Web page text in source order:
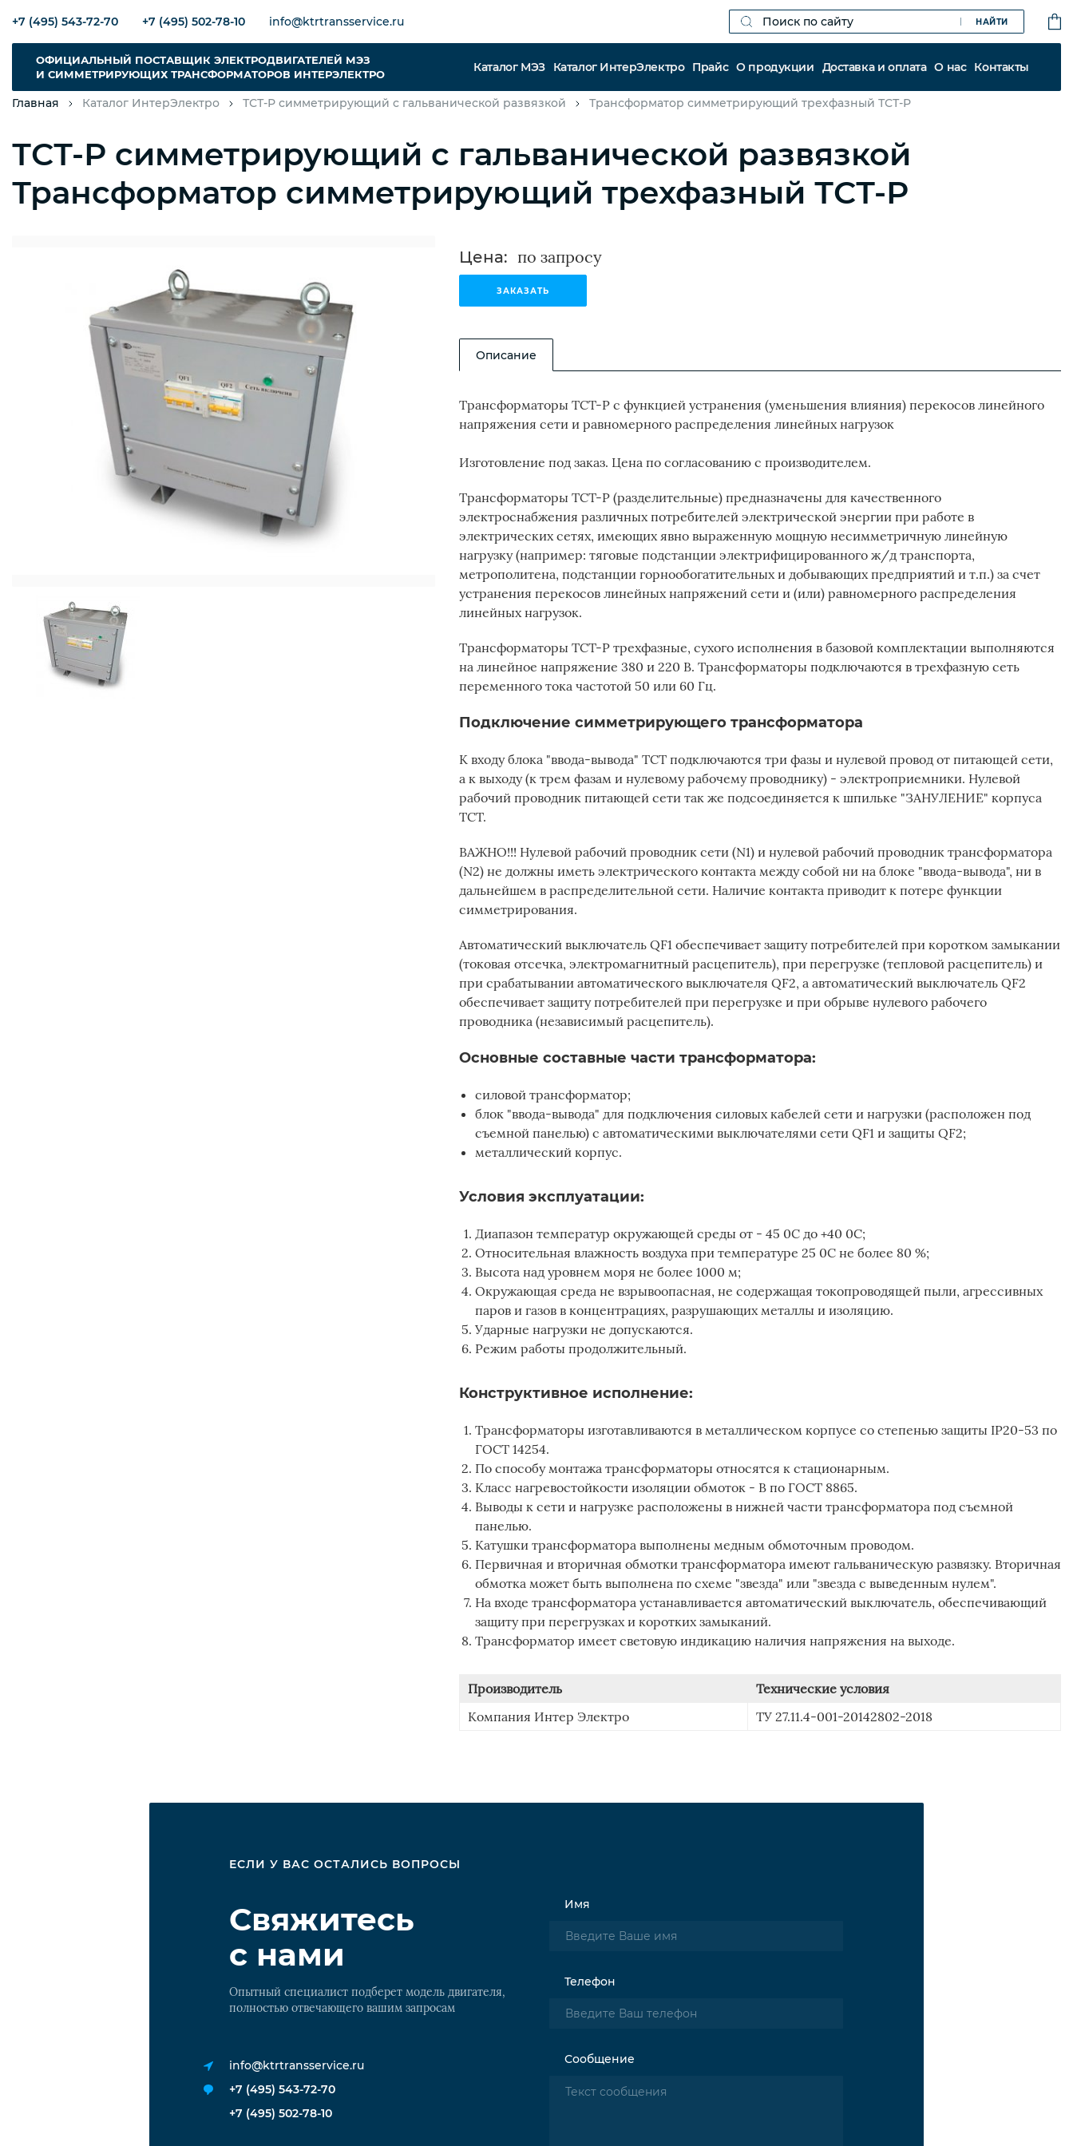
+7 (495) 543-72-70 +7 (495) 502-78-10 info@ktrtransservice.ru НАЙТИ
ОФИЦИАЛЬНЫЙ ПОСТАВЩИК ЭЛЕКТРОДВИГАТЕЛЕЙ МЭЗ
И СИММЕТРИРУЮЩИХ ТРАНСФОРМАТОРОВ ИНТЕРЭЛЕКТРО
Каталог МЭЗ Каталог ИнтерЭлектро Прайс О продукции Доставка и оплата О нас Контакты
Главная Каталог ИнтерЭлектро ТСТ-Р симметрирующий с гальванической развязкой Трансформатор симметрирующий трехфазный ТСТ-Р
ТСТ-Р симметрирующий с гальванической развязкой
Трансформатор симметрирующий трехфазный ТСТ-Р
Цена:
ЗАКАЗАТЬ
Описание
Трансформаторы ТСТ-Р с функцией устранения (уменьшения влияния) перекосов линейного
напряжения сети и равномерного распределения линейных нагрузок
Изготовление под заказ. Цена по согласованию с производителем.
Трансформаторы ТСТ-Р (разделительные) предназначены для качественного
электроснабжения различных потребителей электрической энергии при работе в
электрических сетях, имеющих явно выраженную мощную несимметричную линейную
нагрузку (например: тяговые подстанции электрифицированного ж/д транспорта,
метрополитена, подстанции горнообогатительных и добывающих предприятий и т.п.) за счет
устранения перекосов линейных напряжений сети и (или) равномерного распределения
линейных нагрузок.
Трансформаторы ТСТ-Р трехфазные, сухого исполнения в базовой комплектации выполняются
на линейное напряжение 380 и 220 В. Трансформаторы подключаются в трехфазную сеть
переменного тока частотой 50 или 60 Гц.
Подключение симметрирующего трансформатора
К входу блока "ввода-вывода" ТСТ подключаются три фазы и нулевой провод от питающей сети,
а к выходу (к трем фазам и нулевому рабочему проводнику) - электроприемники. Нулевой
рабочий проводник питающей сети так же подсоединяется к шпильке "ЗАНУЛЕНИЕ" корпуса
ТСТ.
ВАЖНО!!! Нулевой рабочий проводник сети (N1) и нулевой рабочий проводник трансформатора
(N2) не должны иметь электрического контакта между собой ни на блоке "ввода-вывода", ни в
дальнейшем в распределительной сети. Наличие контакта приводит к потере функции
симметрирования.
Автоматический выключатель QF1 обеспечивает защиту потребителей при коротком замыкании
(токовая отсечка, электромагнитный расцепитель), при перегрузке (тепловой расцепитель) и
при срабатывании автоматического выключателя QF2, а автоматический выключатель QF2
обеспечивает защиту потребителей при перегрузке и при обрыве нулевого рабочего
проводника (независимый расцепитель).
Основные составные части трансформатора:
силовой трансформатор;
блок "ввода-вывода" для подключения силовых кабелей сети и нагрузки (расположен под
съемной панелью) с автоматическими выключателями сети QF1 и защиты QF2;
металлический корпус.
Условия эксплуатации:
Диапазон температур окружающей среды от - 45 0С до +40 0С;
Относительная влажность воздуха при температуре 25 0С не более 80 %;
Высота над уровнем моря не более 1000 м;
Окружающая среда не взрывоопасная, не содержащая токопроводящей пыли, агрессивных
паров и газов в концентрациях, разрушающих металлы и изоляцию.
Ударные нагрузки не допускаются.
Режим работы продолжительный.
Конструктивное исполнение:
Трансформаторы изготавливаются в металлическом корпусе со степенью защиты IP20-53 по
ГОСТ 14254.
По способу монтажа трансформаторы относятся к стационарным.
Класс нагревостойкости изоляции обмоток - В по ГОСТ 8865.
Выводы к сети и нагрузке расположены в нижней части трансформатора под съемной
панелью.
Катушки трансформатора выполнены медным обмоточным проводом.
Первичная и вторичная обмотки трансформатора имеют гальваническую развязку. Вторичная
обмотка может быть выполнена по схеме "звезда" или "звезда с выведенным нулем".
На входе трансформатора устанавливается автоматический выключатель, обеспечивающий
защиту при перегрузках и коротких замыканий.
Трансформатор имеет световую индикацию наличия напряжения на выходе.
Производитель
Технические условия
Компания Интер Электро
ТУ 27.11.4-001-20142802-2018
ЕСЛИ У ВАС ОСТАЛИСЬ ВОПРОСЫ
Свяжитесь
с нами
Опытный специалист подберет модель двигателя,
полностью отвечающего вашим запросам
info@ktrtransservice.ru
+7 (495) 543-72-70
+7 (495) 502-78-10
Имя
Телефон
Сообщение